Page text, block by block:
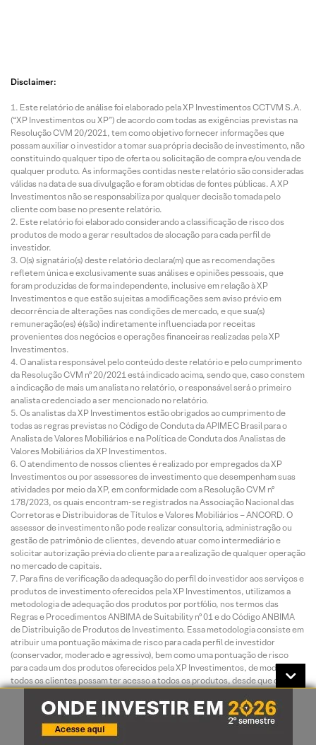
Disclaimer:
Este relatório de análise foi elaborado pela XP Investimentos CCTVM S.A.
(“XP Investimentos ou XP”) de acordo com todas as exigências previstas na
Resolução CVM 20/2021, tem como objetivo fornecer informações que
possam auxiliar o investidor a tomar sua própria decisão de investimento, não
constituindo qualquer tipo de oferta ou solicitação de compra e/ou venda de
qualquer produto. As informações contidas neste relatório são consideradas
válidas na data de sua divulgação e foram obtidas de fontes públicas. A XP
Investimentos não se responsabiliza por qualquer decisão tomada pelo
cliente com base no presente relatório.
Este relatório foi elaborado considerando a classificação de risco dos
produtos de modo a gerar resultados de alocação para cada perfil de
investidor.
O(s) signatário(s) deste relatório declara(m) que as recomendações
refletem única e exclusivamente suas análises e opiniões pessoais, que
foram produzidas de forma independente, inclusive em relação à XP
Investimentos e que estão sujeitas a modificações sem aviso prévio em
decorrência de alterações nas condições de mercado, e que sua(s)
remuneração(es) é(são) indiretamente influenciada por receitas
provenientes dos negócios e operações financeiras realizadas pela XP
Investimentos.
O analista responsável pelo conteúdo deste relatório e pelo cumprimento
da Resolução CVM nº 20/2021 está indicado acima, sendo que, caso constem
a indicação de mais um analista no relatório, o responsável será o primeiro
analista credenciado a ser mencionado no relatório.
Os analistas da XP Investimentos estão obrigados ao cumprimento de
todas as regras previstas no Código de Conduta da APIMEC Brasil para o
Analista de Valores Mobiliários e na Política de Conduta dos Analistas de
Valores Mobiliários da XP Investimentos.
O atendimento de nossos clientes é realizado por empregados da XP
Investimentos ou por assessores de investimento que desempenham suas
atividades por meio da XP, em conformidade com a Resolução CVM nº
178/2023, os quais encontram-se registrados na Associação Nacional das
Corretoras e Distribuidoras de Títulos e Valores Mobiliários – ANCORD. O
assessor de investimento não pode realizar consultoria, administração ou
gestão de patrimônio de clientes, devendo atuar como intermediário e
solicitar autorização prévia do cliente para a realização de qualquer operação
no mercado de capitais.
Para fins de verificação da adequação do perfil do investidor aos serviços e
produtos de investimento oferecidos pela XP Investimentos, utilizamos a
metodologia de adequação dos produtos por portfólio, nos termos das
Regras e Procedimentos ANBIMA de Suitability nº 01 e do Código ANBIMA
de Distribuição de Produtos de Investimento. Essa metodologia consiste em
atribuir uma pontuação máxima de risco para cada perfil de investidor
(conservador, moderado e agressivo), bem como uma pontuação de risco
para cada um dos produtos oferecidos pela XP Investimentos, de modo que
todos os clientes possam ter acesso a todos os produtos, desde que dentro
Antes de aplicar nos produtos e/ou contratar os serviços objeto deste
material, é importante que você verifique se a sua pontuação de risco atual
comporta a aplicação nos produtos e/ou a contratação dos serviços em